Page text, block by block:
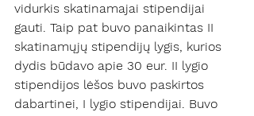
vidurkis skatinamajai stipendijai
gauti. Taip pat buvo panaikintas II
skatinamųjų stipendijų lygis, kurios
dydis būdavo apie 30 eur. II lygio
stipendijos lėšos buvo paskirtos
dabartinei, I lygio stipendijai. Buvo